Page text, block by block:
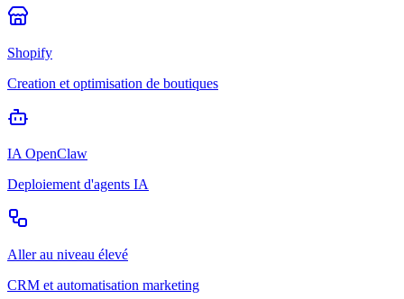
Shopify
Creation et optimisation de boutiques
IA OpenClaw
Deploiement d'agents IA
Aller au niveau élevé
CRM et automatisation marketing